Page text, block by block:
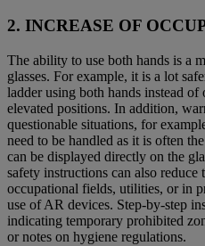
2. INCREASE OF
The ability to use both hands is a
glasses. For example, it is a lot
ladder using both hands instead of
elevated positions. In addition,
questionable situations, for
need to be handled as it is often
can be displayed directly on the
safety instructions can also
occupational fields, utilities, or in
use of AR devices. Step-by-step
indicating temporary prohibited
or notes on hygiene regulations.